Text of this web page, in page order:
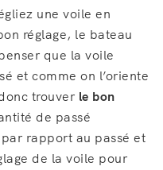
une voile en
réglage, le bateau
que la voile
et comme on l’oriente
trouver le bon
de passé
rapport au passé et
de la voile pour